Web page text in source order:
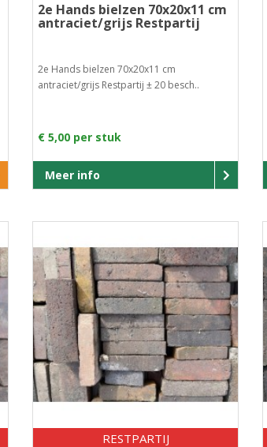
2e Hands bielzen 70x20x11 cm
antraciet/grijs Restpartij
2e Hands bielzen 70x20x11 cm
antraciet/grijs Restpartij ± 20 besch..
€ 5,00 per stuk
Meer info
RESTPARTIJ